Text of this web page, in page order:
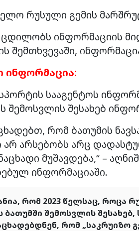
რუსული გემის
ცდილობს ინფორმაციის
შემთხვევაში,
ინფორმაცია:
სააგენტოს
შემოსვლის შესახებ
რომ ბათუმის
არ არსებობს არც
მუშავდება,“ –
ინფორმაციაში.
რომ 2023 წელსაც, როცა
ბათუმში შემოსვლის
რომ „საკრუიზო